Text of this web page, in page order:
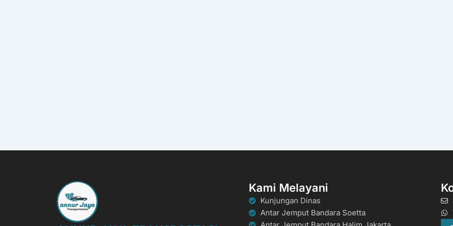
Kami Melayani
Kunjungan Dinas
Antar Jemput Bandara Soetta